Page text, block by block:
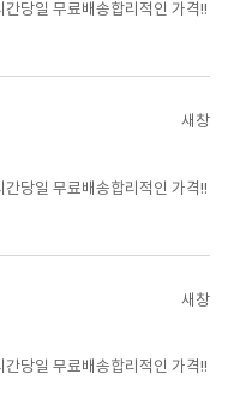
당일 무료배송합리적인 가격!!
새창
당일 무료배송합리적인 가격!!
새창
당일 무료배송합리적인 가격!!